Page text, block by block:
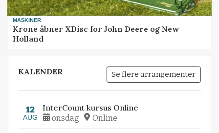
MASKINER
Krone åbner XDisc for John Deere og New
Holland
KALENDER Se flere arrangementer
12
AUG
InterCount kursus Online
onsdag Online